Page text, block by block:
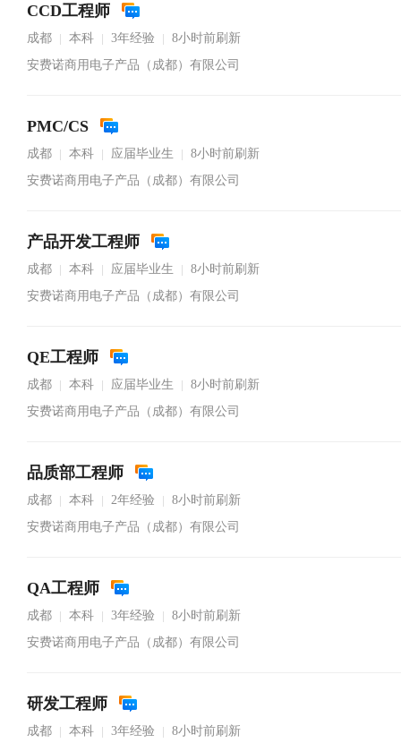
CCD工程师
成都 本科 3年经验
8小时前刷新
安费诺商用电子产品（成都）有限公司
PMC/CS
成都 本科 应届毕业生
8小时前刷新
安费诺商用电子产品（成都）有限公司
产品开发工程师
成都 本科 应届毕业生
8小时前刷新
安费诺商用电子产品（成都）有限公司
QE工程师
成都 本科 应届毕业生
8小时前刷新
安费诺商用电子产品（成都）有限公司
品质部工程师
成都 本科 2年经验
8小时前刷新
安费诺商用电子产品（成都）有限公司
QA工程师
成都 本科 3年经验
8小时前刷新
安费诺商用电子产品（成都）有限公司
研发工程师
成都 本科 3年经验
8小时前刷新